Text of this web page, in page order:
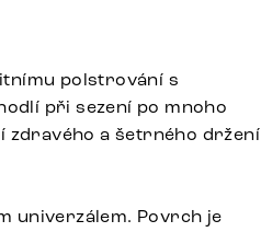
polstrování s
při sezení po mnoho
zdravého a šetrného držení
univerzálem. Povrch je